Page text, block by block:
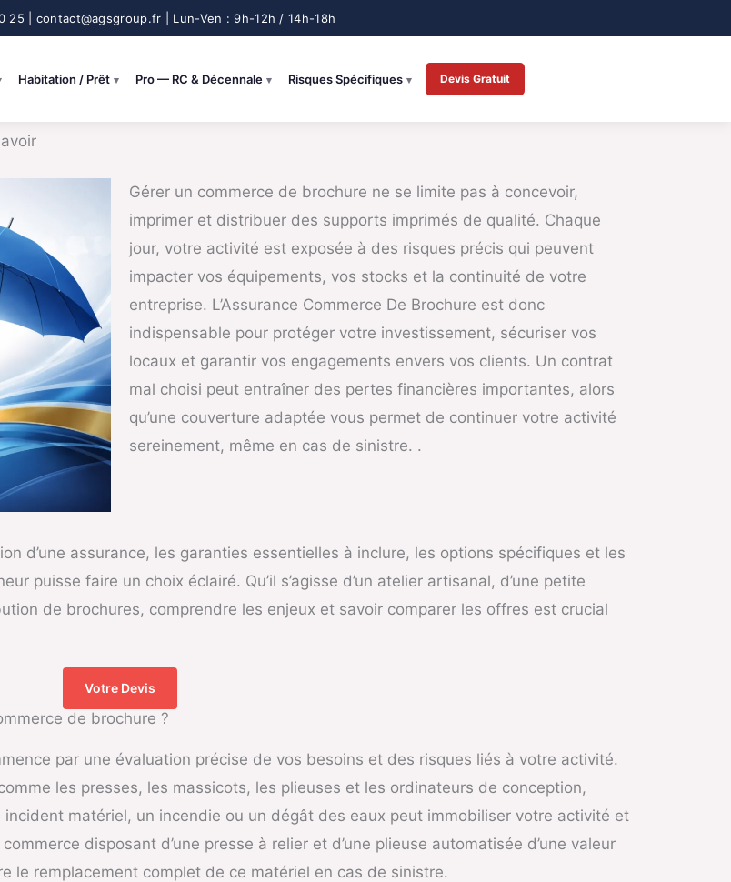
Habitation / Prêt Pro — RC & Décennale Risques Spécifiques Devis Gratuit
Gérer un commerce de brochure ne se limite pas à concevoir,
imprimer et distribuer des supports imprimés de qualité. Chaque
jour, votre activité est exposée à des risques précis qui peuvent
impacter vos équipements, vos stocks et la continuité de votre
entreprise. L’Assurance Commerce De Brochure est donc
indispensable pour protéger votre investissement, sécuriser vos
locaux et garantir vos engagements envers vos clients. Un contrat
mal choisi peut entraîner des pertes financières importantes, alors
qu’une couverture adaptée vous permet de continuer votre activité
sereinement, même en cas de sinistre. .
d’une assurance, les garanties essentielles à inclure, les options spécifiques et les
puisse faire un choix éclairé. Qu’il s’agisse d’un atelier artisanal, d’une petite
de brochures, comprendre les enjeux et savoir comparer les offres est crucial
Votre Devis
de brochure ?
par une évaluation précise de vos besoins et des risques liés à votre activité.
les presses, les massicots, les plieuses et les ordinateurs de conception,
matériel, un incendie ou un dégât des eaux peut immobiliser votre activité et
disposant d’une presse à relier et d’une plieuse automatisée d’une valeur
le remplacement complet de ce matériel en cas de sinistre.